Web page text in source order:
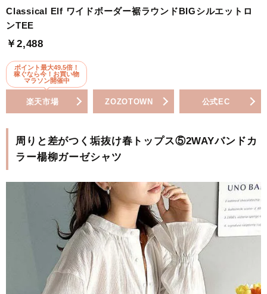
Classical Elf ワイドボーダー裾ラウンドBIGシルエットロ
ンTEE
￥2,488
ポイント最大49.5倍！
稼ぐなら今！お買い物
マラソン開催中
楽天市場 ZOZOTOWN 公式EC
周りと差がつく垢抜け春トップス⑤2WAYバンドカ
ラー楊柳ガーゼシャツ